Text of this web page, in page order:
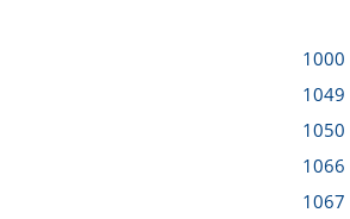
1000
1049
1050
1066
1067